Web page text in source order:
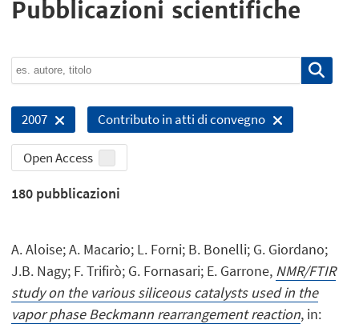
Pubblicazioni scientifiche
2007 Contributo in atti di convegno
Open Access
180 pubblicazioni
A. Aloise; A. Macario; L. Forni; B. Bonelli; G. Giordano;
J.B. Nagy; F. Trifirò; G. Fornasari; E. Garrone, NMR/FTIR
study on the various siliceous catalysts used in the
vapor phase Beckmann rearrangement reaction, in: